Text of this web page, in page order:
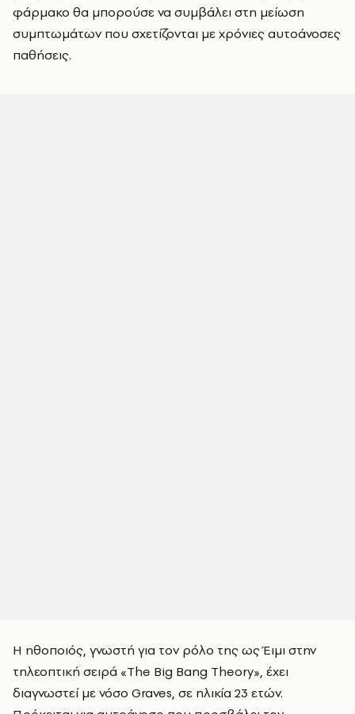
φάρμακο θα μπορούσε να συμβάλει στη μείωση
συμπτωμάτων που σχετίζονται με χρόνιες αυτοάνοσες
παθήσεις.
Η ηθοποιός, γνωστή για τον ρόλο της ως Έιμι στην
τηλεοπτική σειρά «The Big Bang Theory», έχει
διαγνωστεί με νόσο Graves, σε ηλικία 23 ετών.